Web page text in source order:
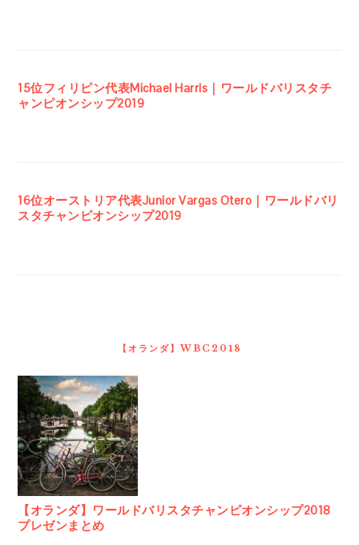
15位フィリピン代表Michael Harris｜ワールドバリスタチ
ャンピオンシップ2019
16位オーストリア代表Junior Vargas Otero｜ワールドバリ
スタチャンピオンシップ2019
【オランダ】WBC2018
【オランダ】ワールドバリスタチャンピオンシップ2018
プレゼンまとめ